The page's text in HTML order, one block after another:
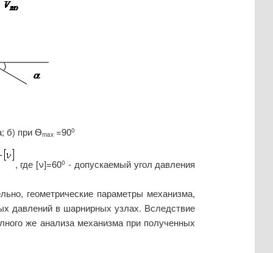
б) при Ѳmax =900
, где [ν]=600 - допускаемый угол давления
геометрические параметры механизма,
давлений в шарнирных узлах. Вследствие
же анализа механизма при полученных